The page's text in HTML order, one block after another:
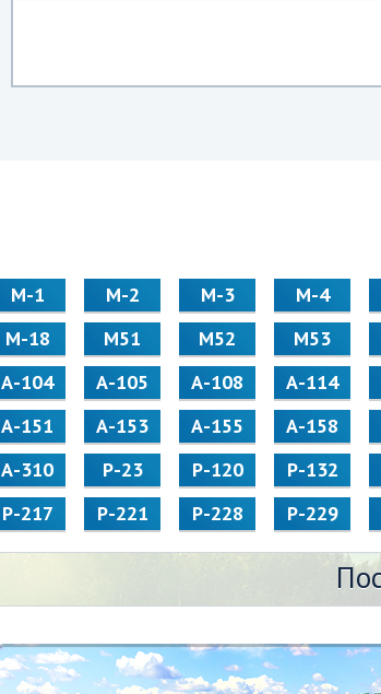
М-1 М-2 М-3 М-4
М-18
М51 М52 М53
А-104
А-105 А-108 А-114
А-151
А-153 А-155 А-158
А-310
Р-23 Р-120 Р-132
Р-217
Р-221 Р-228 Р-229